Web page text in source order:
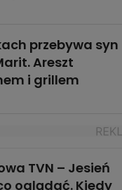
przebywa syn
Areszt
i grillem
TVN – Jesień
oglądać. Kiedy